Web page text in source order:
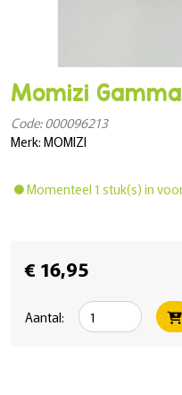
Momizi
Code: 000096213
Merk: MOMIZI
Momenteel 1 stuk(s) in
€ 16,95
Aantal: